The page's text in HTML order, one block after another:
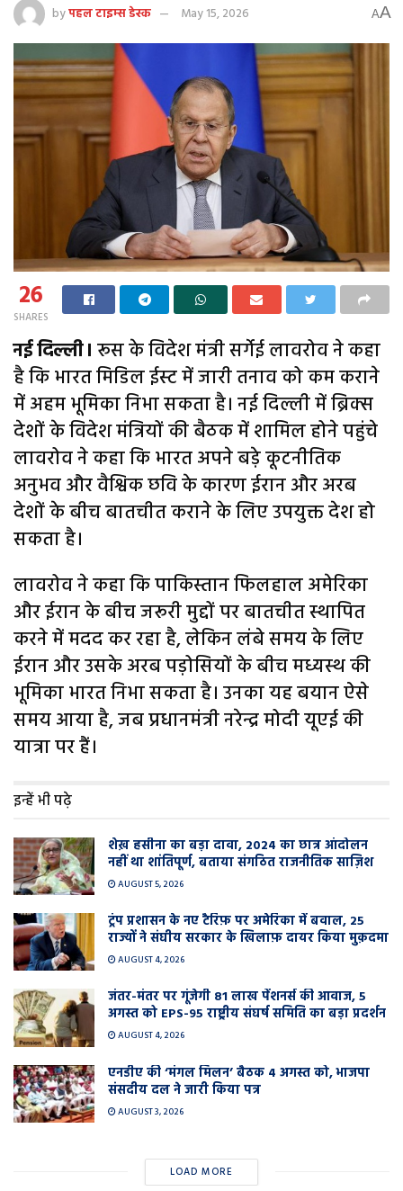
byपहल टाइम्स डेस्क May 15, 2026 AA
26
SHARES
नई दिल्ली। रूस के विदेश मंत्री सर्गेई लावरोव ने कहा
है कि भारत मिडिल ईस्ट में जारी तनाव को कम कराने
में अहम भूमिका निभा सकता है। नई दिल्ली में ब्रिक्स
देशों के विदेश मंत्रियों की बैठक में शामिल होने पहुंचे
लावरोव ने कहा कि भारत अपने बड़े कूटनीतिक
अनुभव और वैश्विक छवि के कारण ईरान और अरब
देशों के बीच बातचीत कराने के लिए उपयुक्त देश हो
सकता है।
लावरोव ने कहा कि पाकिस्तान फिलहाल अमेरिका
और ईरान के बीच जरूरी मुद्दों पर बातचीत स्थापित
करने में मदद कर रहा है, लेकिन लंबे समय के लिए
ईरान और उसके अरब पड़ोसियों के बीच मध्यस्थ की
भूमिका भारत निभा सकता है। उनका यह बयान ऐसे
समय आया है, जब प्रधानमंत्री नरेन्द्र मोदी यूएई की
यात्रा पर हैं।
इन्हें भी पढ़े
शेख़ हसीना का बड़ा दावा, 2024 का छात्र आंदोलन
नहीं था शांतिपूर्ण, बताया संगठित राजनीतिक साज़िश
AUGUST 5, 2026
ट्रंप प्रशासन के नए टैरिफ़ पर अमेरिका में बवाल, 25
राज्यों ने संघीय सरकार के खिलाफ़ दायर किया मुक़दमा
AUGUST 4, 2026
जंतर-मंतर पर गूंजेगी 81 लाख पेंशनर्स की आवाज, 5
अगस्त को EPS-95 राष्ट्रीय संघर्ष समिति का बड़ा प्रदर्शन
AUGUST 4, 2026
एनडीए की ‘मंगल मिलन’ बैठक 4 अगस्त को, भाजपा
संसदीय दल ने जारी किया पत्र
AUGUST 3, 2026
LOAD MORE